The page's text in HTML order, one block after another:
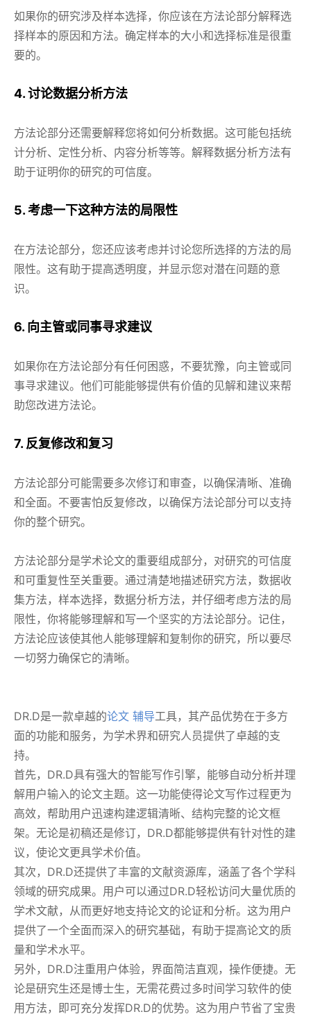
如果你的研究涉及样本选择，你应该在方法论部分解释选
择样本的原因和方法。确定样本的大小和选择标准是很重
要的。
4. 讨论数据分析方法
方法论部分还需要解释您将如何分析数据。这可能包括统
计分析、定性分析、内容分析等等。解释数据分析方法有
助于证明你的研究的可信度。
5. 考虑一下这种方法的局限性
在方法论部分，您还应该考虑并讨论您所选择的方法的局
限性。这有助于提高透明度，并显示您对潜在问题的意
识。
6. 向主管或同事寻求建议
如果你在方法论部分有任何困惑，不要犹豫，向主管或同
事寻求建议。他们可能能够提供有价值的见解和建议来帮
助您改进方法论。
7. 反复修改和复习
方法论部分可能需要多次修订和审查，以确保清晰、准确
和全面。不要害怕反复修改，以确保方法论部分可以支持
你的整个研究。
方法论部分是学术论文的重要组成部分，对研究的可信度
和可重复性至关重要。通过清楚地描述研究方法，数据收
集方法，样本选择，数据分析方法，并仔细考虑方法的局
限性，你将能够理解和写一个坚实的方法论部分。记住，
方法论应该使其他人能够理解和复制你的研究，所以要尽
一切努力确保它的清晰。
DR.D是一款卓越的论文 辅导工具，其产品优势在于多方
面的功能和服务，为学术界和研究人员提供了卓越的支
持。
首先，DR.D具有强大的智能写作引擎，能够自动分析并理
解用户输入的论文主题。这一功能使得论文写作过程更为
高效，帮助用户迅速构建逻辑清晰、结构完整的论文框
架。无论是初稿还是修订，DR.D都能够提供有针对性的建
议，使论文更具学术价值。
其次，DR.D还提供了丰富的文献资源库，涵盖了各个学科
领域的研究成果。用户可以通过DR.D轻松访问大量优质的
学术文献，从而更好地支持论文的论证和分析。这为用户
提供了一个全面而深入的研究基础，有助于提高论文的质
量和学术水平。
另外，DR.D注重用户体验，界面简洁直观，操作便捷。无
论是研究生还是博士生，无需花费过多时间学习软件的使
用方法，即可充分发挥DR.D的优势。这为用户节省了宝贵